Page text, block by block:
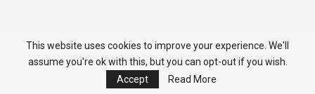
This website uses cookies to improve your experience. We'll
assume you're ok with this, but you can opt-out if you wish.
Accept
Read More